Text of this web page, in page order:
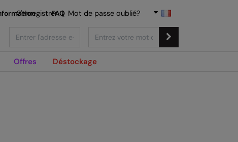
Offres Déstockage
FAQ
S'enregistrer | Mot de passe oublié?